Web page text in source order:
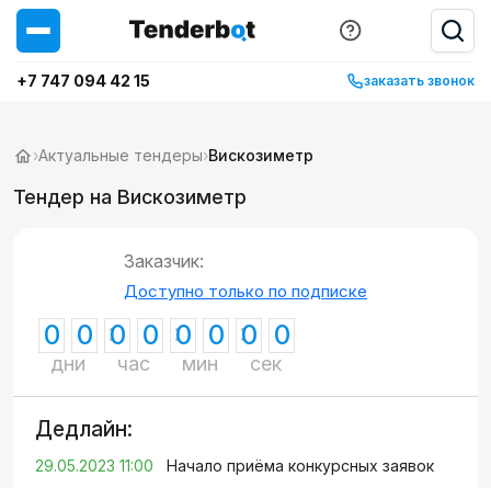
+7 747 094 42 15 заказать звонок
›Актуальные тендеры›Вискозиметр
Тендер на Вискозиметр
Заказчик:
Доступно только по подписке
0 0
дни
0 0
час
0 0
мин
0 0
сек
Дедлайн:
29.05.2023 11:00 Начало приёма конкурсных заявок